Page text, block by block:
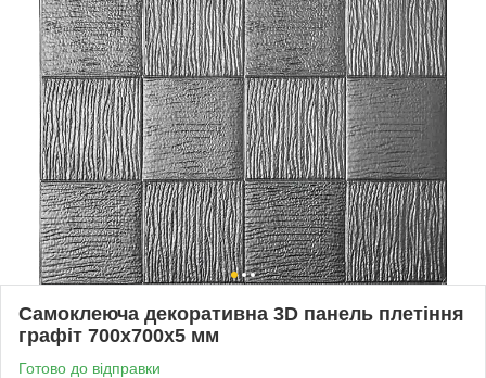
Самоклеюча декоративна 3D панель плетіння
графіт 700x700x5 мм
Готово до відправки